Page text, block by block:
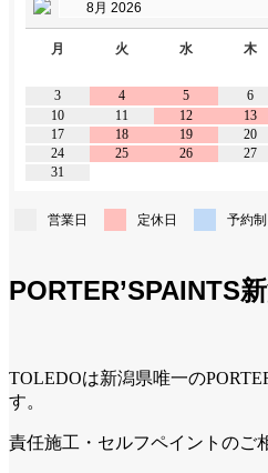
月 火 水 木
3
4 5 6
10
11 12 13
17
18 19 20
24
25 26 27
31
営業日 定休日 予約制
PORTER’SPAINTS
TOLEDOは新潟県唯一の
す。
責任施工・セルフペイントのご